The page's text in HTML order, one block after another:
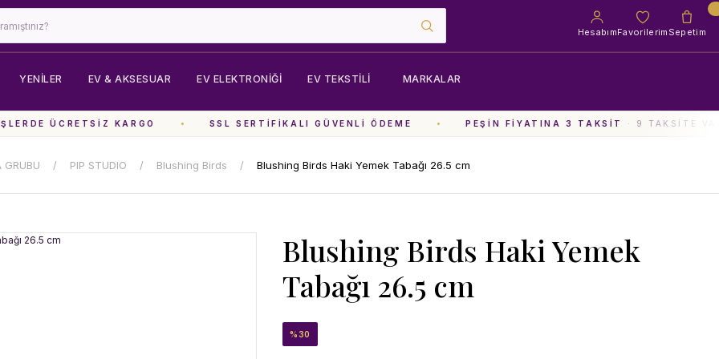
HesabımFavorilerim Sepetim
YENİLER EV & AKSESUAR EV ELEKTRONIĞI EV TEKSTILI MARKALAR
ÜCRETSIZ KARGO SSL SERTIFIKALI GÜVENLI ÖDEME PEŞIN FIYATINA 3 TAKSIT · 9 TAKSITE
GRUBU PIP STUDIO Blushing Birds Blushing Birds Haki Yemek Tabağı 26.5 cm
Blushing Birds Haki Yemek
Tabağı 26.5 cm
%30